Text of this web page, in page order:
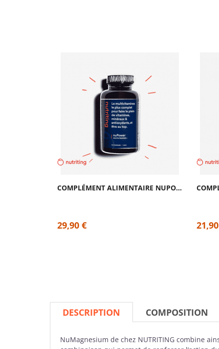
COMPLÉMENT ALIMENTAIRE NUPOWER |NUTRITING
29,90 €
DESCRIPTION COMPOSITION
NuMagnesium de chez NUTRITING combine